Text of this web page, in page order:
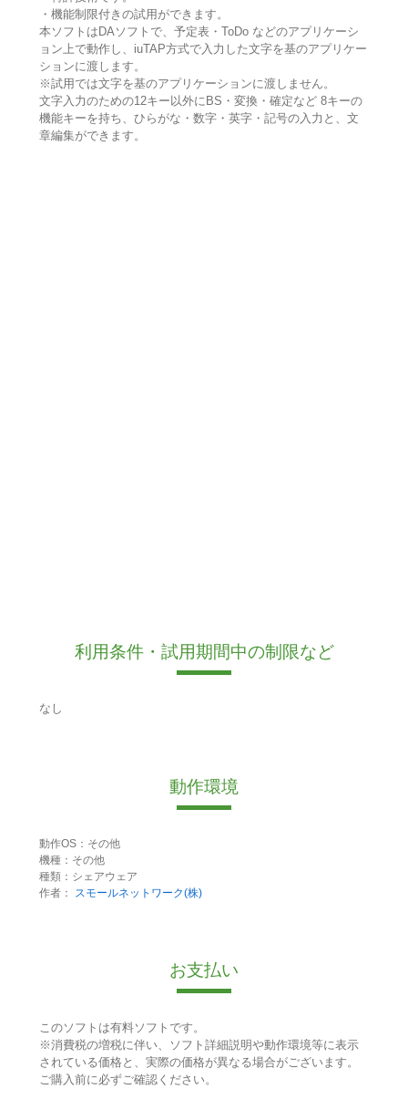
・機能制限付きの試用ができます。
本ソフトはDAソフトで、予定表・ToDo などのアプリケーシ
ョン上で動作し、iuTAP方式で入力した文字を基のアプリケー
ションに渡します。
※試用では文字を基のアプリケーションに渡しません。
文字入力のための12キー以外にBS・変換・確定など 8キーの
機能キーを持ち、ひらがな・数字・英字・記号の入力と、文
章編集ができます。
利用条件・試用期間中の制限など
なし
動作環境
動作OS：その他
機種：その他
種類：シェアウェア
作者：
スモールネットワーク(株)
お支払い
このソフトは有料ソフトです。
※消費税の増税に伴い、ソフト詳細説明や動作環境等に表示
されている価格と、実際の価格が異なる場合がございます。
ご購入前に必ずご確認ください。